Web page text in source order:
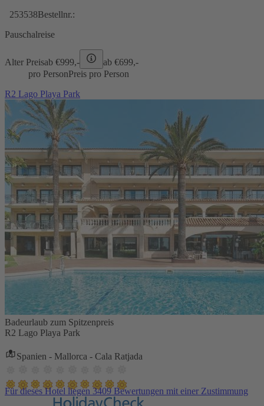
253538Bestellnr.:
Pauschalreise
Alter Preisab €999,- ab €699,-
pro PersonPreis pro Person
R2 Lago Playa Park
Badeurlaub zum Spitzenpreis
R2 Lago Playa Park
Spanien - Mallorca - Cala Ratjada
Für dieses Hotel liegen 3409 Bewertungen mit einer Zustimmung